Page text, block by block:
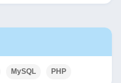
MySQL PHP